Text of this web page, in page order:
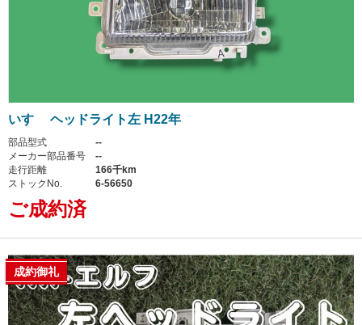
いすゞ ヘッドライト左 H22年
部品型式
--
メーカー部品番号
--
走行距離
166千km
ストックNo.
6-56650
ご成約済
成約御礼